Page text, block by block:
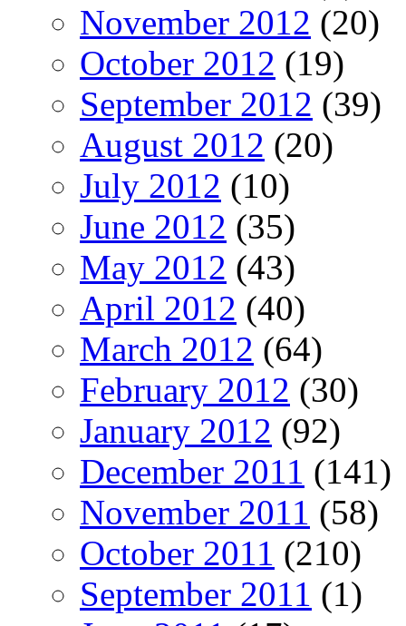
November 2012 (20)
October 2012 (19)
September 2012 (39)
August 2012 (20)
July 2012 (10)
June 2012 (35)
May 2012 (43)
April 2012 (40)
March 2012 (64)
February 2012 (30)
January 2012 (92)
December 2011 (141)
November 2011 (58)
October 2011 (210)
September 2011 (1)